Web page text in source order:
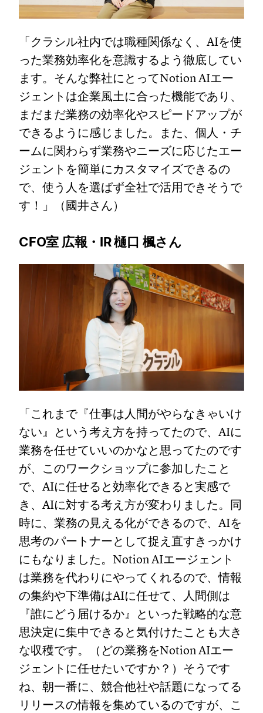
「クラシル社内では職種関係なく、AIを使
った業務効率化を意識するよう徹底してい
ます。そんな弊社にとってNotion AIエー
ジェントは企業風土に合った機能であり、
まだまだ業務の効率化やスピードアップが
できるように感じました。また、個人・チ
ームに関わらず業務やニーズに応じたエー
ジェントを簡単にカスタマイズできるの
で、使う人を選ばず全社で活用できそうで
す！」（國井さん）
CFO室 広報・IR 樋口 楓さん
「これまで『仕事は人間がやらなきゃいけ
ない』という考え方を持ってたので、AIに
業務を任せていいのかなと思ってたのです
が、このワークショップに参加したこと
で、AIに任せると効率化できると実感で
き、AIに対する考え方が変わりました。同
時に、業務の見える化ができるので、AIを
思考のパートナーとして捉え直すきっかけ
にもなりました。Notion AIエージェント
は業務を代わりにやってくれるので、情報
の集約や下準備はAIに任せて、人間側は
『誰にどう届けるか』といった戦略的な意
思決定に集中できると気付けたことも大き
な収穫です。（どの業務をNotion AIエー
ジェントに任せたいですか？）そうです
ね、朝一番に、競合他社や話題になってる
リリースの情報を集めているのですが、こ